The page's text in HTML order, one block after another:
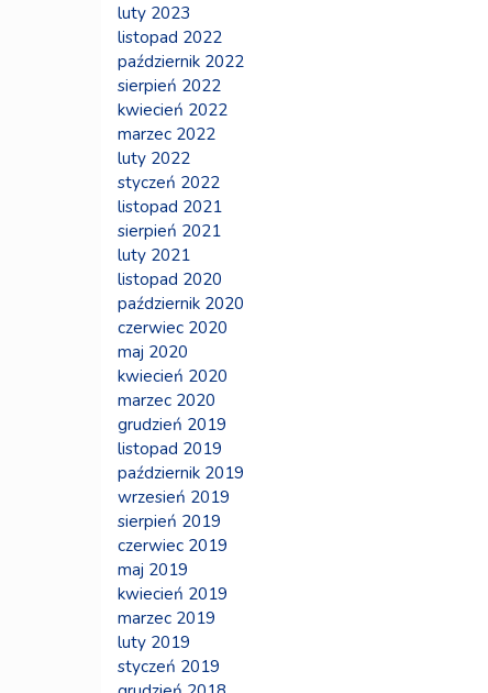
luty 2023
listopad 2022
październik 2022
sierpień 2022
kwiecień 2022
marzec 2022
luty 2022
styczeń 2022
listopad 2021
sierpień 2021
luty 2021
listopad 2020
październik 2020
czerwiec 2020
maj 2020
kwiecień 2020
marzec 2020
grudzień 2019
listopad 2019
październik 2019
wrzesień 2019
sierpień 2019
czerwiec 2019
maj 2019
kwiecień 2019
marzec 2019
luty 2019
styczeń 2019